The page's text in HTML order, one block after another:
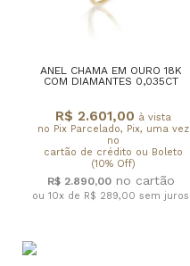
ANEL CHAMA EM OURO 18K
COM DIAMANTES 0,035CT
R$ 2.601,00 à vista
no Pix Parcelado, Pix, uma vez
no
cartão de crédito ou Boleto
(10% Off)
R$ 2.890,00
ou 10x de R$ 289,00 sem juros